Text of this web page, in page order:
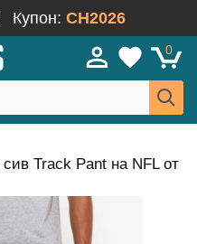
Купон: CH2026
0
Track Pant на NFL от